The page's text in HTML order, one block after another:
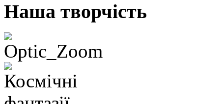
Наша творчість